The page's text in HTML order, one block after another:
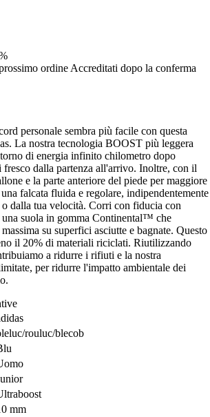
ordine Accreditati dopo la conferma
personale sembra più facile con questa
La nostra tecnologia BOOST più leggera
di energia infinito chilometro dopo
dalla partenza all'arrivo. Inoltre, con il
e la parte anteriore del piede per maggiore
falcata fluida e regolare, indipendentemente
o dalla tua velocità. Corri con fiducia con
una suola in gomma Continental™ che
su superfici asciutte e bagnate. Questo
il 20% di materiali riciclati. Riutilizzando
a ridurre i rifiuti e la nostra
per ridurre l'impatto ambientale dei
rouluc/blecob
mm